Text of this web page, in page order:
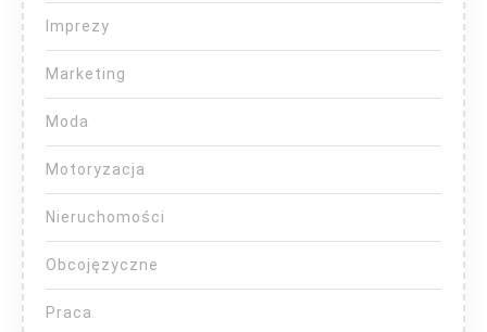
Imprezy
Marketing
Moda
Motoryzacja
Nieruchomości
Obcojęzyczne
Praca